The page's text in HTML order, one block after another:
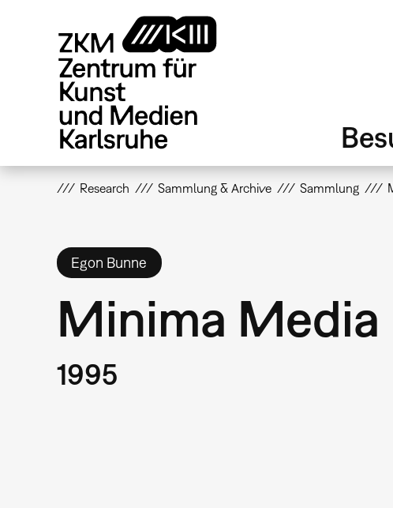
Research Sammlung & Archive Sammlung
Egon Bunne
Minima Media
1995